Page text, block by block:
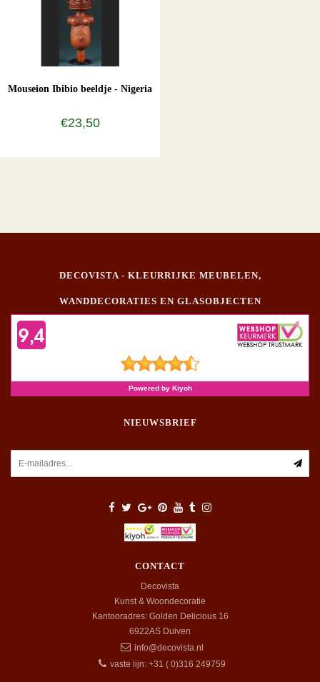
Mouseion Ibibio beeldje - Nigeria
€23,50
DECOVISTA - KLEURRIJKE MEUBELEN,
WANDDECORATIES EN GLASOBJECTEN
NIEUWSBRIEF
CONTACT
Decovista
Kunst & Woondecoratie
Kantooradres: Golden Delicious 16
6922AS Duiven
info@decovista.nl
vaste lijn: +31 ( 0)316 249759